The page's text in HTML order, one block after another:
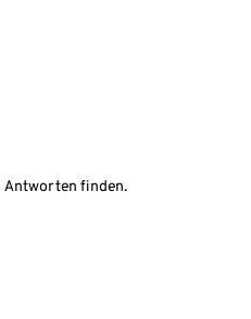
Antworten finden.